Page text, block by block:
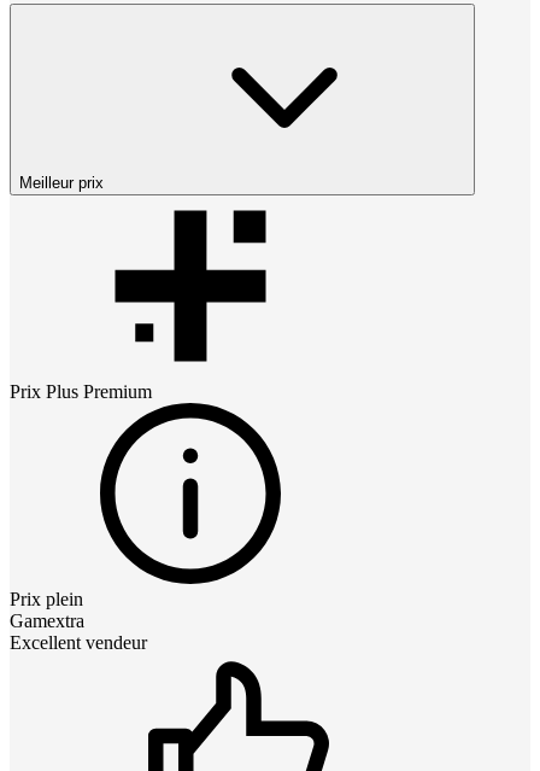
Meilleur prix
Prix Plus Premium
Prix plein
Gamextra
Excellent vendeur